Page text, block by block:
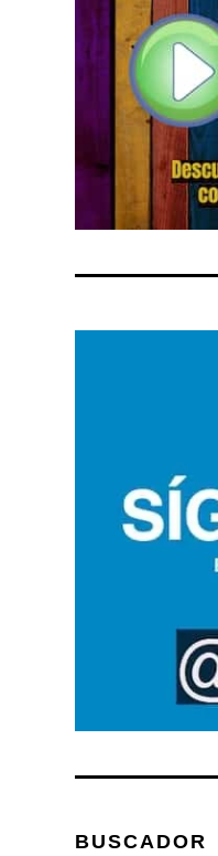
BUSCADOR